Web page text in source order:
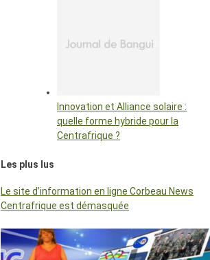
Innovation et Alliance solaire :
quelle forme hybride pour la
Centrafrique ?
Les plus lus
Le site d’information en ligne Corbeau News
Centrafrique est démasquée